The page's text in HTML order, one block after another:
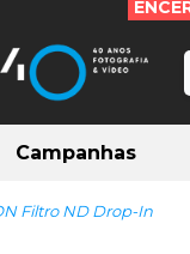
Campanhas
Filtro ND Drop-In